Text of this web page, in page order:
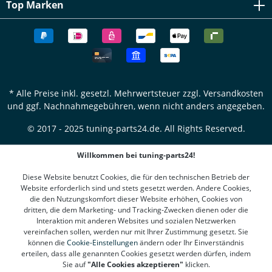
Top Marken
* Alle Preise inkl. gesetzl. Mehrwertsteuer zzgl. Versandkosten
und ggf. Nachnahmegebühren, wenn nicht anders angegeben.
© 2017 - 2025 tuning-parts24.de. All Rights Reserved.
Willkommen bei tuning-parts24!
Diese Website benutzt Cookies, die für den technischen Betrieb der
Website erforderlich sind und stets gesetzt werden. Andere Cookies,
die den Nutzungskomfort dieser Website erhöhen, Cookies von
dritten, die dem Marketing- und Tracking-Zwecken dienen oder die
Interaktion mit anderen Websites und sozialen Netzwerken
vereinfachen sollen, werden nur mit Ihrer Zustimmung gesetzt. Sie
können die Cookie-Einstellungenändern oder Ihr Einverständnis
erteilen, dass alle genannten Cookies gesetzt werden dürfen, indem
Sie auf"Alle Cookies akzeptieren" klicken.